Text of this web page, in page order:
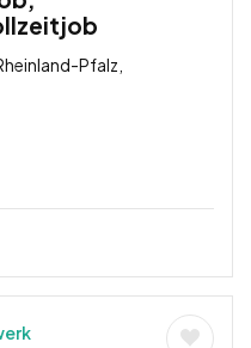
Pfalz,